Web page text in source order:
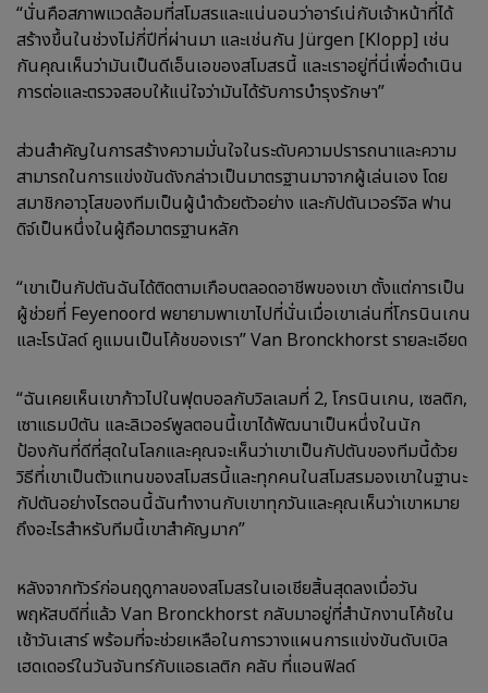
“นั่นคือสภาพแวดล้อมที่สโมสรและแน่นอนว่าอาร์เน่กับเจ้าหน้าที่ได้
สร้างขึ้นในช่วงไม่กี่ปีที่ผ่านมา และเช่นกัน Jürgen [Klopp] เช่น
กันคุณเห็นว่ามันเป็นดีเอ็นเอของสโมสรนี้ และเราอยู่ที่นี่เพื่อดำเนิน
การต่อและตรวจสอบให้แน่ใจว่ามันได้รับการบำรุงรักษา”
ส่วนสำคัญในการสร้างความมั่นใจในระดับความปรารถนาและความ
สามารถในการแข่งขันดังกล่าวเป็นมาตรฐานมาจากผู้เล่นเอง โดย
สมาชิกอาวุโสของทีมเป็นผู้นำด้วยตัวอย่าง และกัปตันเวอร์จิล ฟาน
ดิจ์เป็นหนึ่งในผู้ถือมาตรฐานหลัก
“เขาเป็นกัปตันฉันได้ติดตามเกือบตลอดอาชีพของเขา ตั้งแต่การเป็น
ผู้ช่วยที่ Feyenoord พยายามพาเขาไปที่นั่นเมื่อเขาเล่นที่โกรนินเกน
และโรนัลด์ คูแมนเป็นโค้ชของเรา” Van Bronckhorst รายละเอียด
“ฉันเคยเห็นเขาก้าวไปในฟุตบอลกับวิลเลมที่ 2, โกรนินเกน, เซลติก,
เซาแธมป์ตัน และลิเวอร์พูลตอนนี้เขาได้พัฒนาเป็นหนึ่งในนัก
ป้องกันที่ดีที่สุดในโลกและคุณจะเห็นว่าเขาเป็นกัปตันของทีมนี้ด้วย
วิธีที่เขาเป็นตัวแทนของสโมสรนี้และทุกคนในสโมสรมองเขาในฐานะ
กัปตันอย่างไรตอนนี้ฉันทำงานกับเขาทุกวันและคุณเห็นว่าเขาหมาย
ถึงอะไรสำหรับทีมนี้เขาสำคัญมาก”
หลังจากทัวร์ก่อนฤดูกาลของสโมสรในเอเชียสิ้นสุดลงเมื่อวัน
พฤหัสบดีที่แล้ว Van Bronckhorst กลับมาอยู่ที่สำนักงานโค้ชใน
เช้าวันเสาร์ พร้อมที่จะช่วยเหลือในการวางแผนการแข่งขันดับเบิล
เฮดเดอร์ในวันจันทร์กับแอธเลติก คลับ ที่แอนฟิลด์